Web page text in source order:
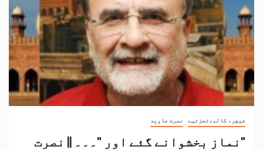
فیچر، کالم،تجزئیے نصرت جاوید
"نماز بخشوانے گئے اور "۔۔۔ || نصرت